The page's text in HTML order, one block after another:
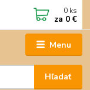
Menu
Hľadať
0 ks
za 0 €